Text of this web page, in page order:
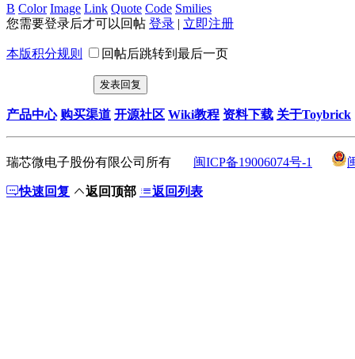
B Color Image Link Quote Code Smilies
您需要登录后才可以回帖 登录 | 立即注册
本版积分规则 回帖后跳转到最后一页
发表回复
产品中心 购买渠道 开源社区 Wiki教程 资料下载 关于Toybrick
瑞芯微电子股份有限公司所有 闽ICP备19006074号-1
快速回复 返回顶部 返回列表